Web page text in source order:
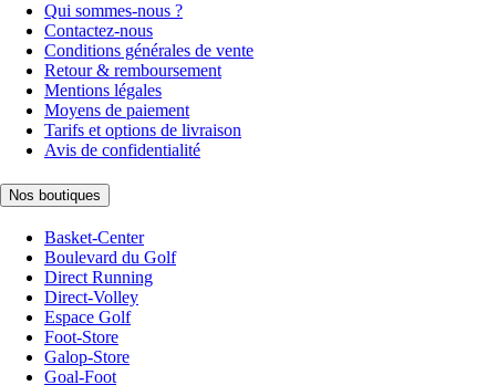
Qui sommes-nous ?
Contactez-nous
Conditions générales de vente
Retour & remboursement
Mentions légales
Moyens de paiement
Tarifs et options de livraison
Avis de confidentialité
Nos boutiques
Basket-Center
Boulevard du Golf
Direct Running
Direct-Volley
Espace Golf
Foot-Store
Galop-Store
Goal-Foot